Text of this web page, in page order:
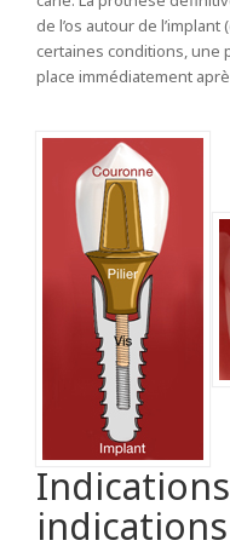
de l’os autour de
certaines conditions, une
place immédiatement
indications